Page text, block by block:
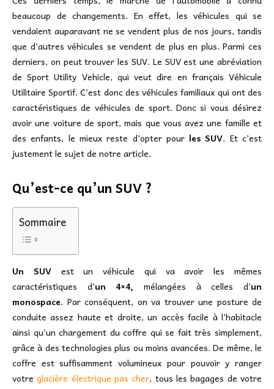
beaucoup de changements. En effet, les véhicules qui se
vendaient auparavant ne se vendent plus de nos jours, tandis
que d’autres véhicules se vendent de plus en plus. Parmi ces
derniers, on peut trouver les SUV. Le SUV est une abréviation
de Sport Utility Vehicle, qui veut dire en français Véhicule
Utilitaire Sportif. C’est donc des véhicules familiaux qui ont des
caractéristiques de véhicules de sport. Donc si vous désirez
avoir une voiture de sport, mais que vous avez une famille et
des enfants, le mieux reste d’opter pour les SUV. Et c’est
justement le sujet de notre article.
Qu’est-ce qu’un SUV ?
Sommaire
Un SUVest un véhicule qui va avoir les mêmes
caractéristiques d’un 4×4, mélangées à celles d’un
monospace. Par conséquent, on va trouver une posture de
conduite assez haute et droite, un accès facile à l’habitacle
ainsi qu’un chargement du coffre qui se fait très simplement,
grâce à des technologies plus ou moins avancées. De même, le
coffre est suffisamment volumineux pour pouvoir y ranger
votreglacière électrique pas cher, tous les bagages de votre